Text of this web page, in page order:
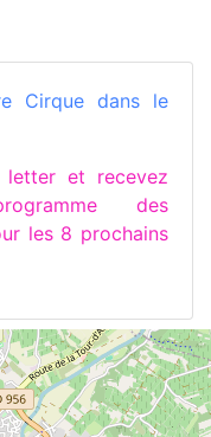
Cirque dans le
et recevez
des
les 8 prochains